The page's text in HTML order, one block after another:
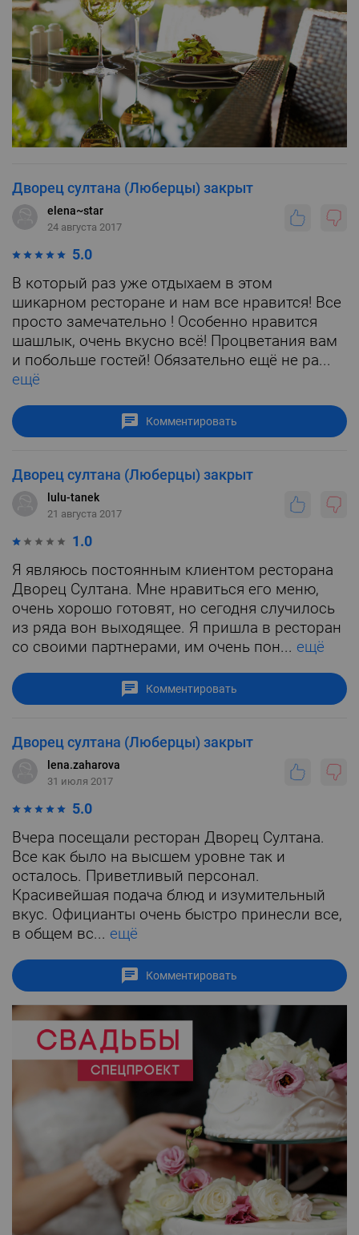
Дворец султана (Люберцы) закрыт
elena~star
24 августа 2017
5.0
В который раз уже отдыхаем в этом
шикарном ресторане и нам все нравится! Все
просто замечательно ! Особенно нравится
шашлык, очень вкусно всё! Процветания вам
и побольше гостей! Обязательно ещё не ра...
ещё
Комментировать
Дворец султана (Люберцы) закрыт
lulu-tanek
21 августа 2017
1.0
Я являюсь постоянным клиентом ресторана
Дворец Султана. Мне нравиться его меню,
очень хорошо готовят, но сегодня случилось
из ряда вон выходящее. Я пришла в ресторан
со своими партнерами, им очень пон... ещё
Комментировать
Дворец султана (Люберцы) закрыт
lena.zaharova
31 июля 2017
5.0
Вчера посещали ресторан Дворец Султана.
Все как было на высшем уровне так и
осталось. Приветливый персонал.
Красивейшая подача блюд и изумительный
вкус. Официанты очень быстро принесли все,
в общем вс... ещё
Комментировать